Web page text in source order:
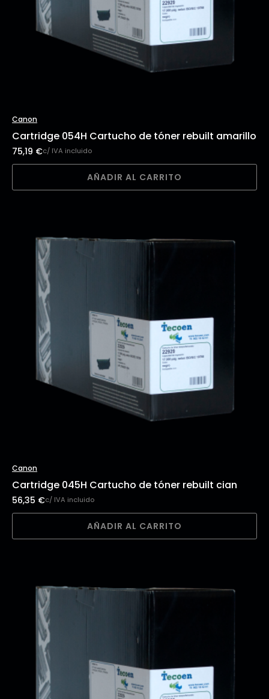
Canon
Cartridge 054H Cartucho de tóner rebuilt amarillo
75,19 €c/ IVA incluido
AÑADIR AL CARRITO
Canon
Cartridge 045H Cartucho de tóner rebuilt cian
56,35 €c/ IVA incluido
AÑADIR AL CARRITO